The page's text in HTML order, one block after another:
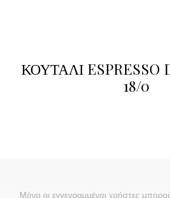
ΚΟΥΤΑΛΙ ESPRESSO
18/0
Μόνο οι εγγεγραμμένοι χρήστες